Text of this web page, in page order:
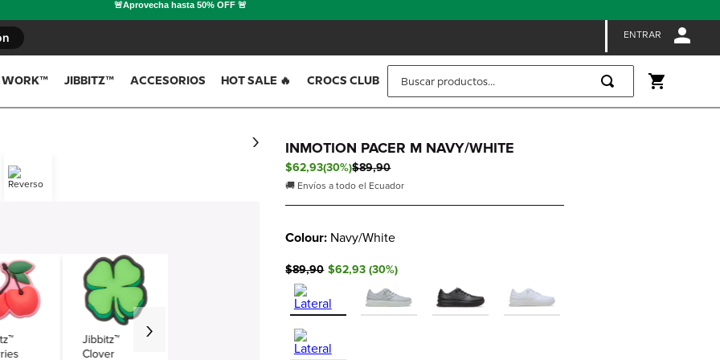
ENTRAR
WORK™ JIBBITZ™ ACCESORIOS HOT SALE 🔥 CROCS CLUB
Jibbitz™
Clover
INMOTION PACER M NAVY/WHITE
$62,93(30%)$89,90
🚚 Envíos a todo el Ecuador
Colour: Navy/White
$89,90 $62,93 (30%)